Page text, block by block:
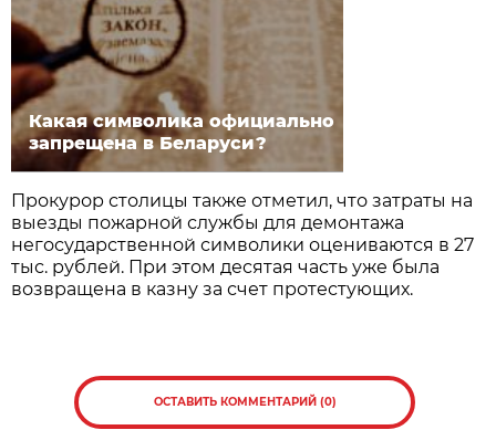
Какая символика официально
запрещена в Беларуси?
Прокурор столицы также отметил, что затраты на
выезды пожарной службы для демонтажа
негосударственной символики оцениваются в 27
тыс. рублей. При этом десятая часть уже была
возвращена в казну за счет протестующих.
ОСТАВИТЬ КОММЕНТАРИЙ (0)